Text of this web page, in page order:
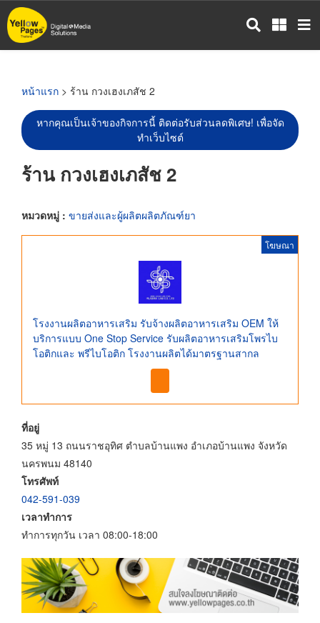
ข้าม
ไป
หน้าแรก > ร้าน กวงเฮงเภสัช 2
หากคุณเป็นเจ้าของกิจการนี้ ติดต่อรับส่วนลดพิเศษ! เพื่อจัด
ทำเว็บไซต์
ร้าน กวงเฮงเภสัช 2
หมวดหมู่ : ขายส่งและผู้ผลิตผลิตภัณฑ์ยา
โฆษณา
โรงงานผลิตอาหารเสริม รับจ้างผลิตอาหารเสริม OEM ให้
บริการแบบ One Stop Service รับผลิตอาหารเสริมโพรไบ
โอติกและ พรีไบโอติก โรงงานผลิตได้มาตรฐานสากล
ที่อยู่
35 หมู่ 13 ถนนราชอุทิศ ตำบลบ้านแพง อำเภอบ้านแพง จังหวัด
นครพนม 48140
โทรศัพท์
042-591-039
เวลาทำการ
ทำการทุกวัน เวลา 08:00-18:00